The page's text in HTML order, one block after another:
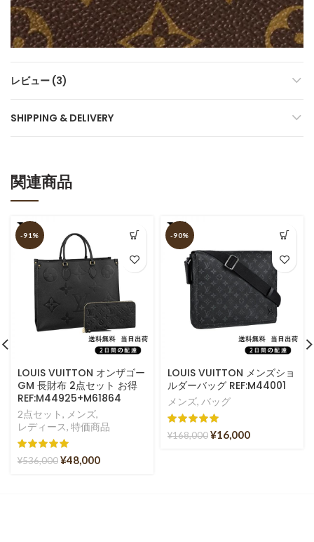
レビュー (3)
SHIPPING & DELIVERY
関連商品
-91%
LOUIS VUITTON オンザゴー
GM 長財布 2点セット お得
REF:M44925+M61864
2点セット, メンズ,
レディース, 特価商品
¥536,000¥48,000
-90%
LOUIS VUITTON メンズショ
ルダーバッグ REF:M44001
メンズ, バッグ
¥168,000¥16,000